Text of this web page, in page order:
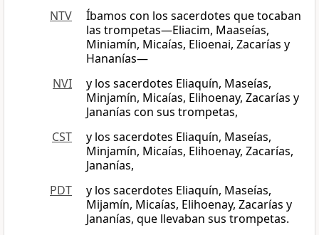
NTV
Íbamos con los sacerdotes que tocaban
las trompetas—Eliacim, Maaseías,
Miniamín, Micaías, Elioenai, Zacarías y
Hananías—
NVI
y los sacerdotes Eliaquín, Maseías,
Minjamín, Micaías, Elihoenay, Zacarías y
Jananías con sus trompetas,
CST
y los sacerdotes Eliaquín, Maseías,
Minjamín, Micaías, Elihoenay, Zacarías,
Jananías,
PDT
y los sacerdotes Eliaquín, Maseías,
Mijamín, Micaías, Elihoenay, Zacarías y
Jananías, que llevaban sus trompetas.